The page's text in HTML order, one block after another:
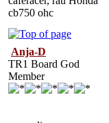
cb750 ohc
Anja-D
TR1 Board God
Member